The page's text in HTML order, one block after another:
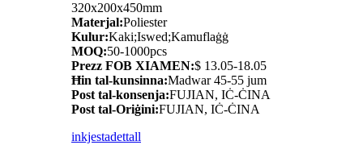
320x200x450mm
Materjal:Poliester
Kulur:Kaki;Iswed;Kamuflaġġ
MOQ:50-1000pcs
Prezz FOB XIAMEN:$ 13.05-18.05
Ħin tal-kunsinna:Madwar 45-55 jum
Post tal-konsenja:FUJIAN, IĊ-ĊINA
Post tal-Oriġini:FUJIAN, IĊ-ĊINA
inkjestadettall